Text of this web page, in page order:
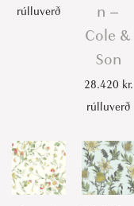
rúlluverð
n –
Cole &
Son
28.420 kr.
rúlluverð